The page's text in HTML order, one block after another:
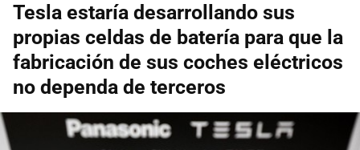
Tesla estaría desarrollando sus
propias celdas de batería para que la
fabricación de sus coches eléctricos
no dependa de terceros